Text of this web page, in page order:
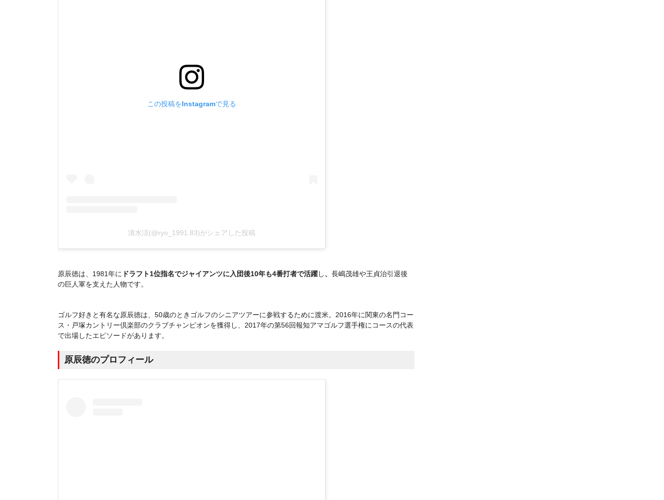
この投稿をInstagramで見る
清水涼(@ryo_1991.83)がシェアした投稿
原辰徳は、1981年に ドラフト1位指名でジャイアンツに入団後10年も4番打者で活躍し、 長嶋茂雄や王貞治引退後
の巨人軍を支えた人物です。
ゴルフ好きと有名な原辰徳は、50歳のときゴルフのシニアツアーに参戦するために渡米。2016年に関東の名門コー
ス・戸塚カントリー倶楽部のクラブチャンピオンを獲得し、2017年の第56回報知アマゴルフ選手権にコースの代表
で出場したエピソードがあります。
原辰徳のプロフィール